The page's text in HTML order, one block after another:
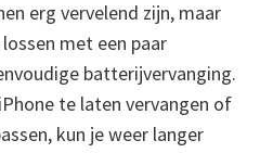
erg vervelend zijn, maar
met een paar
batterijvervanging.
te laten vervangen of
kun je weer langer